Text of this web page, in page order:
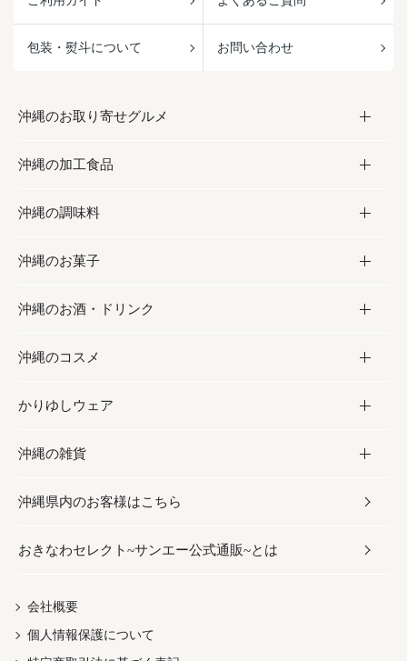
包装・熨斗について お問い合わせ
沖縄のお取り寄せグルメ
お取り寄せグルメ
フルーツ・野菜
お肉
海産物
沖縄の加工食品
加工食品
缶詰／パウチ
沖縄料理
沖縄そば／乾麺
レトルト食品
乾物／粉類
沖縄の調味料
調味料
砂糖／黒砂糖
塩
お酢／ドレッシング
しょうゆ
みそ
だし／スパイス／島唐辛子
沖縄のお菓子
お菓子
黒糖
ちんすこう
伝統菓子
スナック
おつまみ
紅芋
沖縄のお酒・ドリンク
お酒・ドリンク
泡盛
ビール・チューハイ
ワイン・ウィスキー・カクテル
ドリンク
茶葉
沖縄のコスメ
コスメ
スキンケア
ボディケア
ヘアケア
UVケア
かりゆしウェア
かりゆしウェア
メンズ
レディース
沖縄の雑貨
雑貨
沖縄ファッション
伝統工芸品
沖縄県内のお客様はこちら
おきなわセレクト~サンエー公式通販~とは
会社概要
個人情報保護について